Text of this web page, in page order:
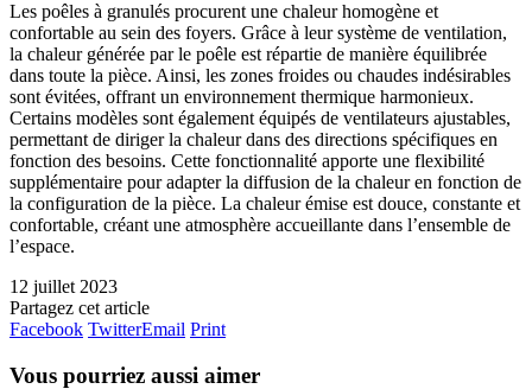
Les poêles à granulés procurent une chaleur homogène et
confortable au sein des foyers. Grâce à leur système de ventilation,
la chaleur générée par le poêle est répartie de manière équilibrée
dans toute la pièce. Ainsi, les zones froides ou chaudes indésirables
sont évitées, offrant un environnement thermique harmonieux.
Certains modèles sont également équipés de ventilateurs ajustables,
permettant de diriger la chaleur dans des directions spécifiques en
fonction des besoins. Cette fonctionnalité apporte une flexibilité
supplémentaire pour adapter la diffusion de la chaleur en fonction de
la configuration de la pièce. La chaleur émise est douce, constante et
confortable, créant une atmosphère accueillante dans l’ensemble de
l’espace.
12 juillet 2023
Partagez cet article
Facebook TwitterEmail Print
Vous pourriez aussi aimer